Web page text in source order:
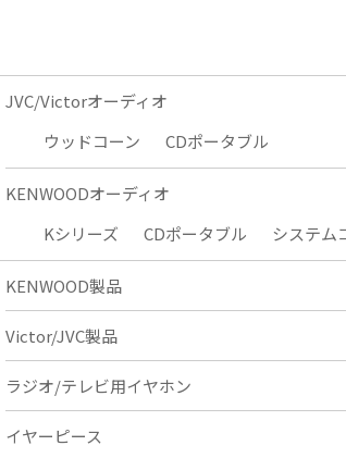
JVC/Victorオーディオ
ウッドコーン
CDポータブル
KENWOODオーディオ
Kシリーズ
CDポータブル システム
KENWOOD製品
Victor/JVC製品
ラジオ/テレビ用イヤホン
イヤーピース